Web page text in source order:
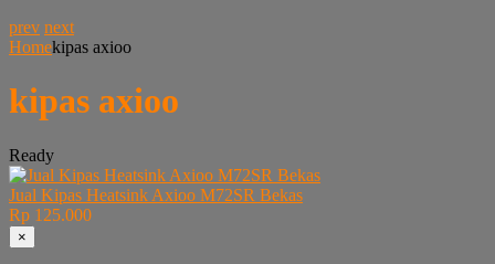
prev next
Homekipas axioo
kipas axioo
Ready
Jual Kipas Heatsink Axioo M72SR Bekas
Rp 125.000
×